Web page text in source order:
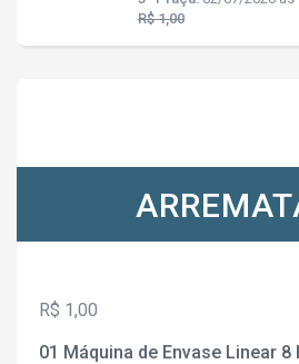
R$ 1,00
R$ 1,00
01 Máquina de Envase Linear